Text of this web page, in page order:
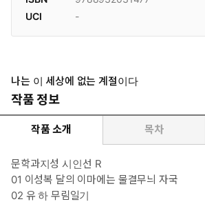
UCI
-
나는 이 세상에 없는 계절이다
작품 정보
작품 소개 목차
문학과지성 시인선 R
01 이성복 달의 이마에는 물결무늬 자국
02 유 하 무림일기